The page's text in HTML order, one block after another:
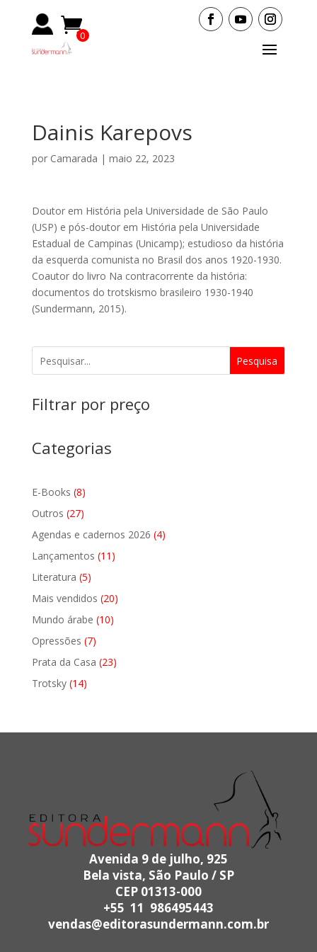
0
Dainis Karepovs
por Camarada | maio 22, 2023
Doutor em História pela Universidade de São Paulo
(USP) e pós-doutor em História pela Universidade
Estadual de Campinas (Unicamp); estudioso da história
da esquerda comunista no Brasil dos anos 1920-1930.
Coautor do livro Na contracorrente da história:
documentos do trotskismo brasileiro 1930-1940
(Sundermann, 2015).
Pesquisa
Filtrar por preço
Categorias
E-Books 88
produtos
Outros 2727
produtos
Agendas e cadernos 2026 44
Lançamentos 11 11
Literatura 55
produtos
Mais vendidos 2020
Mundo árabe 1010
Opressões 77
produtos
Prata da Casa 2323
Trotsky 1414
Avenida 9 de julho, 925
Bela vista, São Paulo / SP
CEP 01313-000
+55 11 986495443
vendas@editorasundermann.com.br